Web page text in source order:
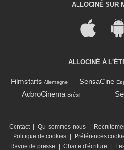
ALLOCINÉ SUR
ALLOCINÉ À
Filmstarts Allemagne SensaCine
AdoroCinema Brésil
Contact Qui sommes-nous
Politique de cookies
Préférences
Revue de presse
Charte d'écriture